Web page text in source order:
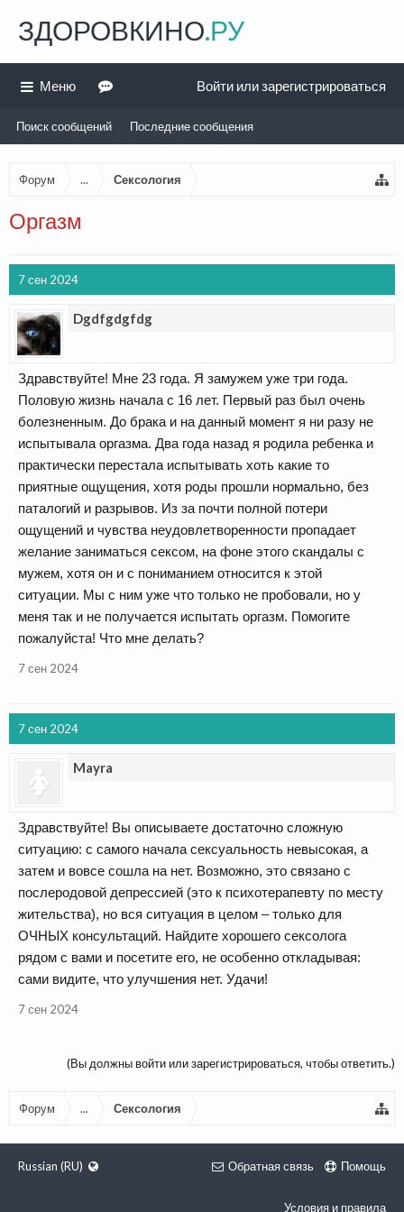
Форум ... Сексология
Оргазм
7 сен 2024
Dgdfgdgfdg
Здравствуйте! Мне 23 года. Я замужем уже три года.
Половую жизнь начала с 16 лет. Первый раз был очень
болезненным. До брака и на данный момент я ни разу не
испытывала оргазма. Два года назад я родила ребенка и
практически перестала испытывать хоть какие то
приятные ощущения, хотя роды прошли нормально, без
паталогий и разрывов. Из за почти полной потери
ощущений и чувства неудовлетворенности пропадает
желание заниматься сексом, на фоне этого скандалы с
мужем, хотя он и с пониманием относится к этой
ситуации. Мы с ним уже что только не пробовали, но у
меня так и не получается испытать оргазм. Помогите
пожалуйста! Что мне делать?
7 сен 2024
7 сен 2024
Mayra
Здравствуйте! Вы описываете достаточно сложную
ситуацию: с самого начала сексуальность невысокая, а
затем и вовсе сошла на нет. Возможно, это связано с
послеродовой депрессией (это к психотерапевту по месту
жительства), но вся ситуация в целом – только для
ОЧНЫХ консультаций. Найдите хорошего сексолога
рядом с вами и посетите его, не особенно откладывая:
сами видите, что улучшения нет. Удачи!
7 сен 2024
(Вы должны войти или зарегистрироваться, чтобы ответить.)
Форум ... Сексология
ЗДОРОВКИНО.РУ
Меню
Поиск сообщений Последние сообщения
Войти или зарегистрироваться
Russian (RU) Обратная связь Помощь
Условия и правила